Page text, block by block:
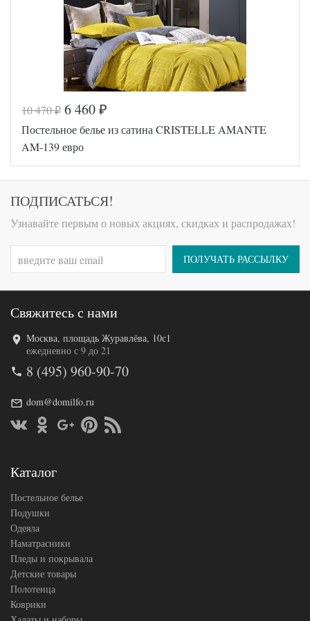
70х70
(2шт)
Производитель
Tango
(Китай)
Код товара
575-044
Артикул
TT1194
Ткань
Размер
пододеяльника
Размер
простыни
230х250
наволочек
50х70
70х70
(2шт)
Производитель
Tango
Код товара
575-047
Артикул
35
Размер
200х220
Размер
230х250
наволочек
Производитель
10 470₽ 6 460 ₽
Постельное белье из сатина CRISTELLE AMANTE
AM-139 евро
ПОДПИСАТЬСЯ!
Узнавайте первым о новых акциях, скидках и распродажах!
ПОЛУЧАТЬ РАССЫЛКУ
Свяжитесь с нами
Москва, площадь Журавлёва, 10с1
ежедневно с 9 до 21
8 (495) 960-90-70
dom@domilfo.ru
Каталог
Постельное белье
Подушки
Одеяла
Наматрасники
Пледы и покрывала
Детские товары
Полотенца
Коврики